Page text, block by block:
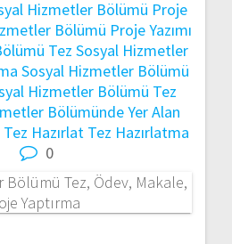
Hizmetler Bölümü Proje
Bölümü Proje Yazımı
Tez Sosyal Hizmetler
Sosyal Hizmetler Bölümü
Hizmetler Bölümü Tez
Bölümünde Yer Alan
Tez Hazırlat Tez Hazırlatma
0